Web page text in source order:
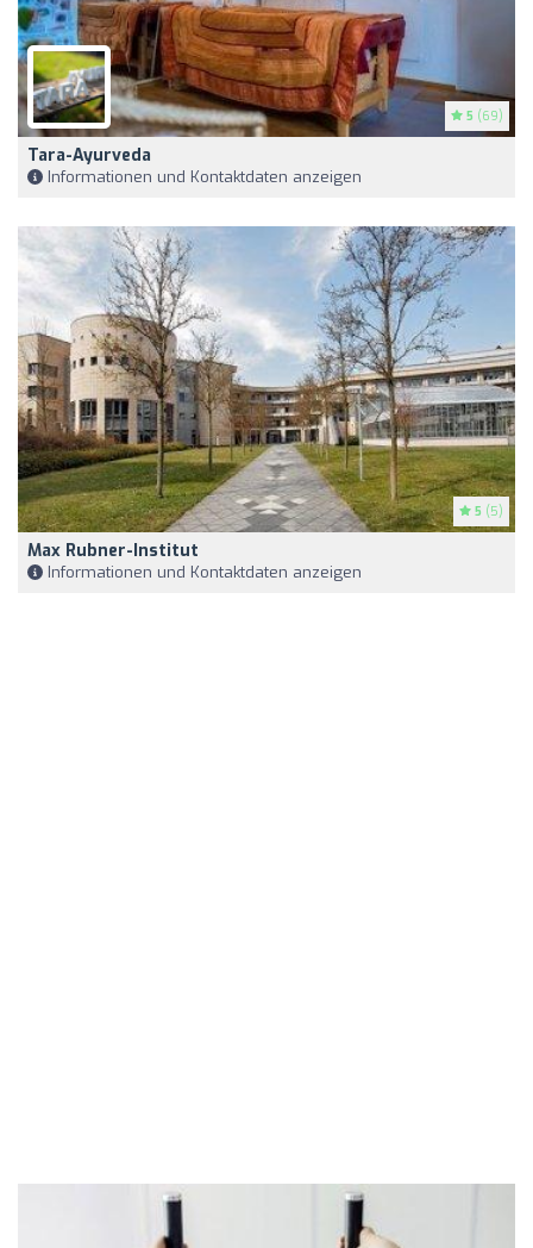
5 (69)
Tara-Ayurveda
Informationen und Kontaktdaten anzeigen
5 (5)
Max Rubner-Institut
Informationen und Kontaktdaten anzeigen